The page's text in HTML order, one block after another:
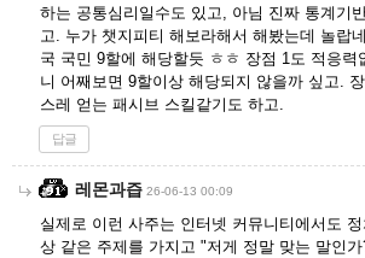
하는 공통심리일수도 있고, 아님 진짜 통계기
고. 누가 챗지피티 해보라해서 해봤는데 놀랍
국 국민 9할에 해당할듯 ㅎㅎ 장점 1도 적응력
니 어째보면 9할이상 해당되지 않을까 싶고.
스레 얻는 패시브 스킬같기도 하고.
답글
레몬과즙 26-06-13 00:09
실제로 이런 사주는 인터넷 커뮤니티에서도
상 같은 주제를 가지고 "저게 정말 맞는 말인